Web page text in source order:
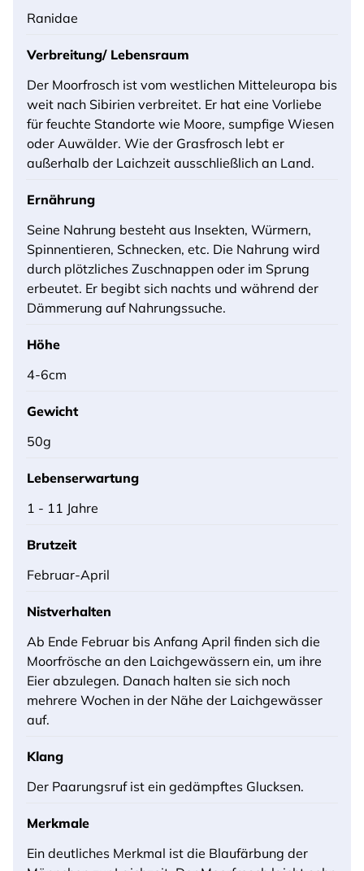
Ranidae
Verbreitung/ Lebensraum
Der Moorfrosch ist vom westlichen Mitteleuropa bis
weit nach Sibirien verbreitet. Er hat eine Vorliebe
für feuchte Standorte wie Moore, sumpfige Wiesen
oder Auwälder. Wie der Grasfrosch lebt er
außerhalb der Laichzeit ausschließlich an Land.
Ernährung
Seine Nahrung besteht aus Insekten, Würmern,
Spinnentieren, Schnecken, etc. Die Nahrung wird
durch plötzliches Zuschnappen oder im Sprung
erbeutet. Er begibt sich nachts und während der
Dämmerung auf Nahrungssuche.
Höhe
4-6cm
Gewicht
50g
Lebenserwartung
1 - 11 Jahre
Brutzeit
Februar-April
Nistverhalten
Ab Ende Februar bis Anfang April finden sich die
Moorfrösche an den Laichgewässern ein, um ihre
Eier abzulegen. Danach halten sie sich noch
mehrere Wochen in der Nähe der Laichgewässer
auf.
Klang
Der Paarungsruf ist ein gedämpftes Glucksen.
Merkmale
Ein deutliches Merkmal ist die Blaufärbung der